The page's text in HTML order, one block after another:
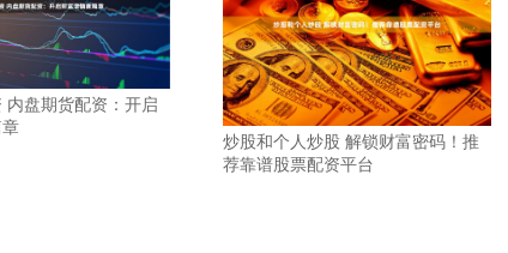
内盘期货配资：开启
炒股和个人炒股 解锁财富密码！推
荐靠谱股票配资平台